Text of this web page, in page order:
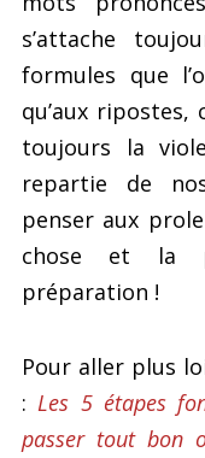
s’attache
formules que
qu’aux ripostes,
toujours la
repartie de
penser aux
chose et la
préparation !
Pour aller plus
: Les 5 étapes
passer tout bon